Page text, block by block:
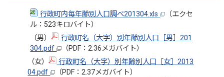
行政町内毎年齢別人口調べ201304.xls
（エクセ
ル：523キロバイト）
（男）
行政町名（大字）別年齢別人口［男］201
304.pdf
（PDF：2.36メガバイト）
（女）
行政町名（大字）別年齢別人口［女］2013
04.pdf
（PDF：2.37メガバイト）